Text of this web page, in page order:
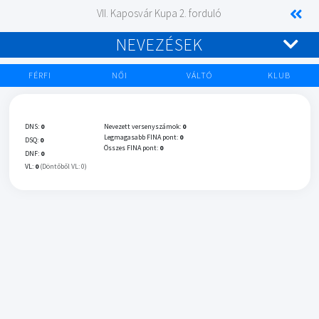
VII. Kaposvár Kupa 2. forduló
NEVEZÉSEK
FÉRFI NŐI VÁLTÓ KLUB
DNS: 0
DSQ: 0
DNF: 0
VL: 0 (Döntőből VL: 0)
Nevezett versenyszámok: 0
Legmagasabb FINA pont: 0
Összes FINA pont: 0